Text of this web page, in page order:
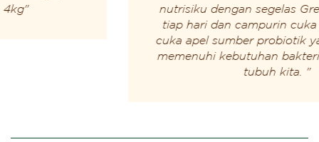
nutrisiku dengan segelas Green Smoothies
tiap hari dan campurin cuka apel ternyata
cuka apel sumber probiotik yang bisa bantu
memenuhi kebutuhan bakteri baik di dalam